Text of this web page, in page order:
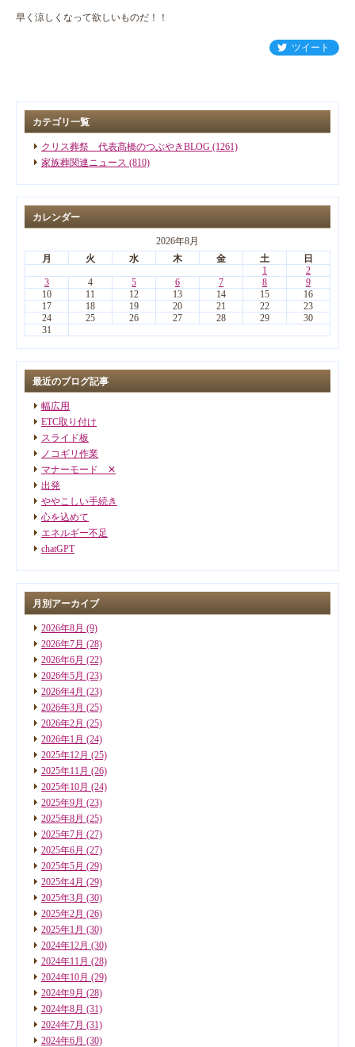
早く涼しくなって欲しいものだ！！
ツイート
カテゴリ一覧
クリス葬祭 代表髙橋のつぶやきBLOG (1261)
家族葬関連ニュース (810)
カレンダー
2026年8月
月
火 水 木 金 土
日
1
2
3
4 5 6 7 8
9
10
11 12 13 14 15
16
17
18 19 20 21 22
23
24
25 26 27 28 29
30
31
最近のブログ記事
幅広用
ETC取り付け
スライド板
ノコギリ作業
マナーモード ✕
出発
ややこしい手続き
心を込めて
エネルギー不足
chatGPT
月別アーカイブ
2026年8月 (9)
2026年7月 (28)
2026年6月 (22)
2026年5月 (23)
2026年4月 (23)
2026年3月 (25)
2026年2月 (25)
2026年1月 (24)
2025年12月 (25)
2025年11月 (26)
2025年10月 (24)
2025年9月 (23)
2025年8月 (25)
2025年7月 (27)
2025年6月 (27)
2025年5月 (29)
2025年4月 (29)
2025年3月 (30)
2025年2月 (26)
2025年1月 (30)
2024年12月 (30)
2024年11月 (28)
2024年10月 (29)
2024年9月 (28)
2024年8月 (31)
2024年7月 (31)
2024年6月 (30)